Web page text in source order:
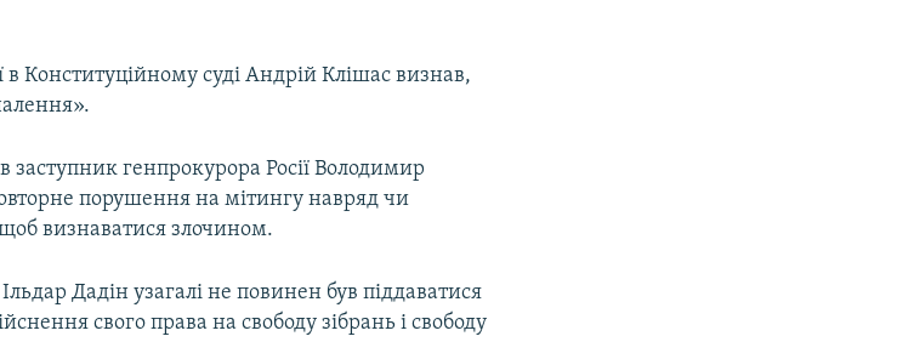
в Конституційному суді Андрій Клішас визнав,
генпрокурора Росії Володимир
порушення на мітингу навряд чи
визнаватися злочином.
Дадін узагалі не повинен був піддаватися
свого права на свободу зібрань і свободу